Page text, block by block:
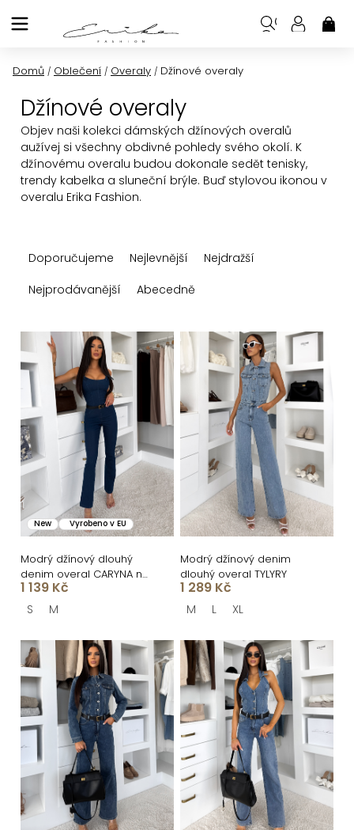
na
Domů / Oblečení / Overaly / Džínové overaly
Džínové overaly
Objev naši kolekci dámských džínových overalů
aužívej si všechny obdivné pohledy svého okolí. K
džínovému overalu budou dokonale sedět tenisky,
trendy kabelka a sluneční brýle. Buď stylovou ikonou v
overalu Erika Fashion.
a
n
í
p
r
o
d
u
k
t
ů
Doporučujeme Nejlevnější
Nejdražší
Nejprodávanější
Abecedně
ý
p
i
s
p
r
o
d
u
k
ů
New Vyrobeno v EU
Modrý džínový dlouhý
denim overal CARYNA na
ramínka
1 139 Kč
S M
Modrý džínový denim
dlouhý overal TYLYRY
1 289 Kč
M L XL